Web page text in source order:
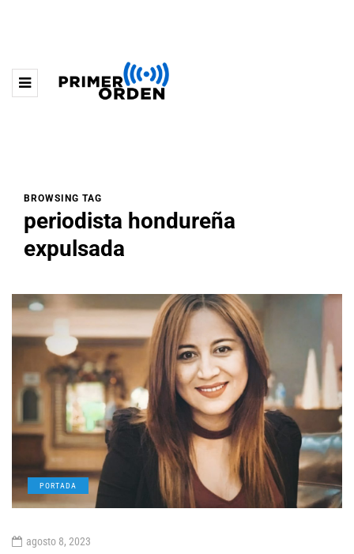
BROWSING TAG
periodista hondureña
expulsada
PORTADA
agosto 8, 2023